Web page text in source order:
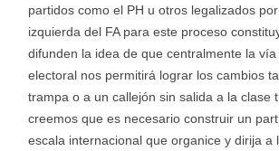
partidos como el PH u otros legalizados
izquierda del FA para este proceso
difunden la idea de que centralmente la
electoral nos permitirá lograr los cambios
trampa o a un callejón sin salida a la clase
creemos que es necesario construir un
escala internacional que organice y dirija a